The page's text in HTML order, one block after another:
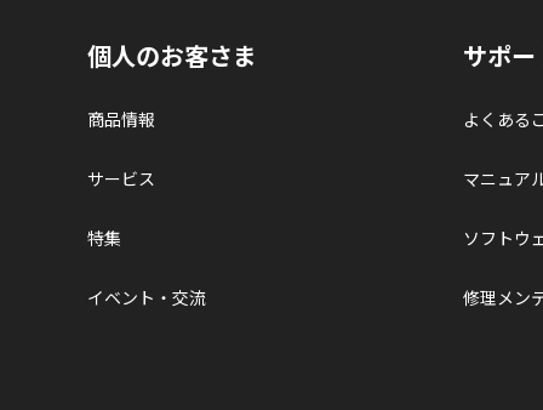
個人のお客さま
商品情報
サービス
特集
イベント・交流
サポ
よくある
マニュア
ソフトウ
修理メン